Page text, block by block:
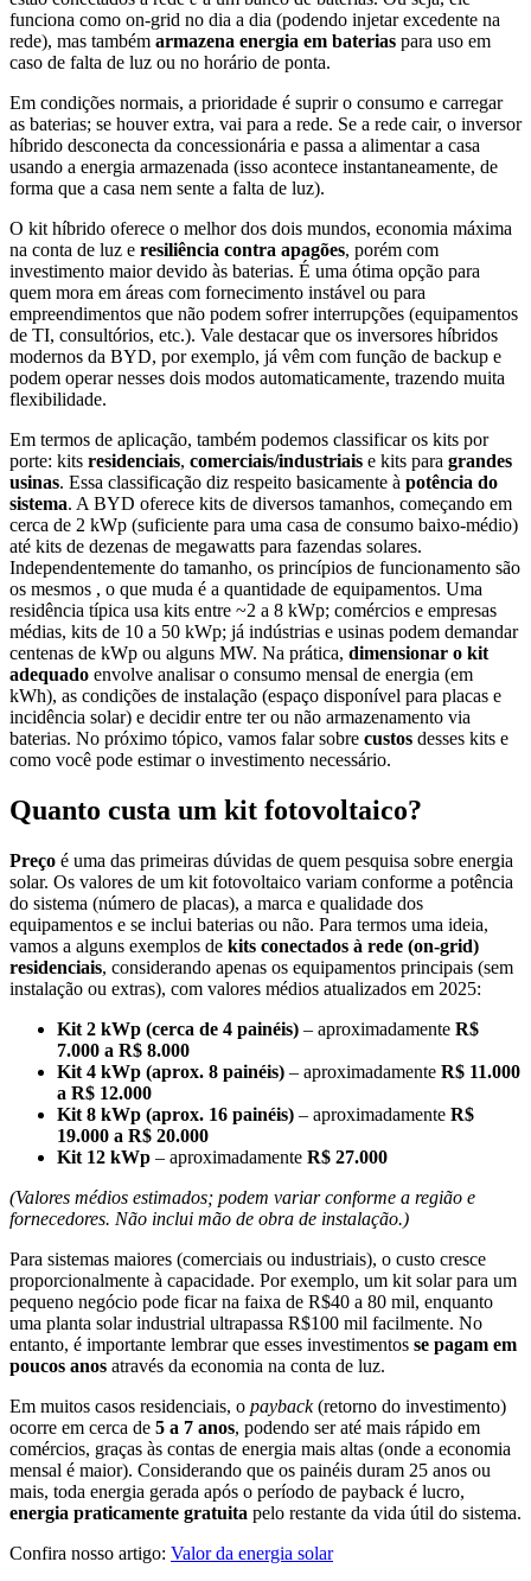
funciona como on-grid no dia a dia (podendo injetar excedente na
rede), mas também armazena energia em baterias para uso em
caso de falta de luz ou no horário de ponta.
Em condições normais, a prioridade é suprir o consumo e carregar
as baterias; se houver extra, vai para a rede. Se a rede cair, o inversor
híbrido desconecta da concessionária e passa a alimentar a casa
usando a energia armazenada (isso acontece instantaneamente, de
forma que a casa nem sente a falta de luz).
O kit híbrido oferece o melhor dos dois mundos, economia máxima
na conta de luz e resiliência contra apagões, porém com
investimento maior devido às baterias. É uma ótima opção para
quem mora em áreas com fornecimento instável ou para
empreendimentos que não podem sofrer interrupções (equipamentos
de TI, consultórios, etc.). Vale destacar que os inversores híbridos
modernos da BYD, por exemplo, já vêm com função de backup e
podem operar nesses dois modos automaticamente, trazendo muita
flexibilidade.
Em termos de aplicação, também podemos classificar os kits por
porte: kits residenciais, comerciais/industriais e kits para grandes
usinas. Essa classificação diz respeito basicamente à potência do
sistema. A BYD oferece kits de diversos tamanhos, começando em
cerca de 2 kWp (suficiente para uma casa de consumo baixo-médio)
até kits de dezenas de megawatts para fazendas solares.
Independentemente do tamanho, os princípios de funcionamento são
os mesmos , o que muda é a quantidade de equipamentos. Uma
residência típica usa kits entre ~2 a 8 kWp; comércios e empresas
médias, kits de 10 a 50 kWp; já indústrias e usinas podem demandar
centenas de kWp ou alguns MW. Na prática, dimensionar o kit
adequado envolve analisar o consumo mensal de energia (em
kWh), as condições de instalação (espaço disponível para placas e
incidência solar) e decidir entre ter ou não armazenamento via
baterias. No próximo tópico, vamos falar sobre custos desses kits e
como você pode estimar o investimento necessário.
Quanto custa um kit fotovoltaico?
Preço é uma das primeiras dúvidas de quem pesquisa sobre energia
solar. Os valores de um kit fotovoltaico variam conforme a potência
do sistema (número de placas), a marca e qualidade dos
equipamentos e se inclui baterias ou não. Para termos uma ideia,
vamos a alguns exemplos de kits conectados à rede (on-grid)
residenciais, considerando apenas os equipamentos principais (sem
instalação ou extras), com valores médios atualizados em 2025:
Kit 2 kWp (cerca de 4 painéis) – aproximadamente R$
7.000 a R$ 8.000
Kit 4 kWp (aprox. 8 painéis) – aproximadamente R$ 11.000
a R$ 12.000
Kit 8 kWp (aprox. 16 painéis) – aproximadamente R$
19.000 a R$ 20.000
Kit 12 kWp – aproximadamente R$ 27.000
(Valores médios estimados; podem variar conforme a região e
fornecedores. Não inclui mão de obra de instalação.)
Para sistemas maiores (comerciais ou industriais), o custo cresce
proporcionalmente à capacidade. Por exemplo, um kit solar para um
pequeno negócio pode ficar na faixa de R$40 a 80 mil, enquanto
uma planta solar industrial ultrapassa R$100 mil facilmente. No
entanto, é importante lembrar que esses investimentos se pagam em
poucos anos através da economia na conta de luz.
Em muitos casos residenciais, o payback(retorno do investimento)
ocorre em cerca de 5 a 7 anos, podendo ser até mais rápido em
comércios, graças às contas de energia mais altas (onde a economia
mensal é maior). Considerando que os painéis duram 25 anos ou
mais, toda energia gerada após o período de payback é lucro,
energia praticamente gratuita pelo restante da vida útil do sistema.
Confira nosso artigo: Valor da energia solar